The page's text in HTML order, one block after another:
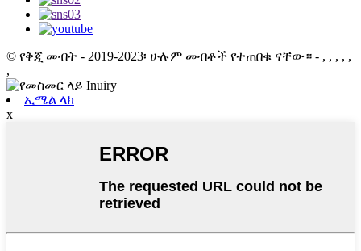
© የቅጂ መብት - 2019-2023፡ ሁሉም መብቶች የተጠበቁ ናቸው። - , , , , ,
,
ኢሜል ላክ
x